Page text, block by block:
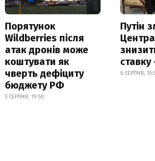
Порятунок
Wildberries після
атак дронів може
коштувати як
чверть дефіциту
бюджету РФ
5 СЕРПНЯ, 19:50
Путін
6 СЕРПНЯ,